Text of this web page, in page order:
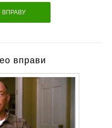
ВПРАВУ
вправи